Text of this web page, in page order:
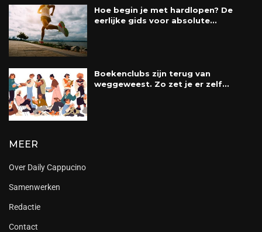
Hoe begin je met hardlopen? De
eerlijke gids voor absolute...
Boekenclubs zijn terug van
weggeweest. Zo zet je er zelf...
MEER
Over Daily Cappucino
Samenwerken
Redactie
Contact